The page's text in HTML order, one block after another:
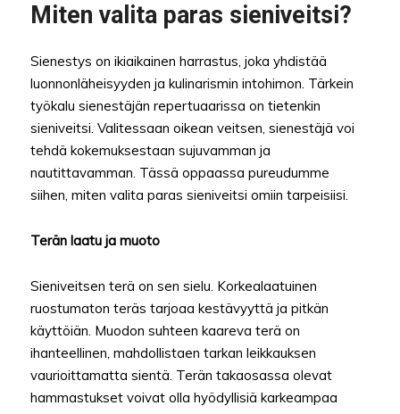
Miten valita paras sieniveitsi?
Sienestys on ikiaikainen harrastus, joka yhdistää
luonnonläheisyyden ja kulinarismin intohimon. Tärkein
työkalu sienestäjän repertuaarissa on tietenkin
sieniveitsi. Valitessaan oikean veitsen, sienestäjä voi
tehdä kokemuksestaan sujuvamman ja
nautittavamman. Tässä oppaassa pureudumme
siihen, miten valita paras sieniveitsi omiin tarpeisiisi.
Terän laatu ja muoto
Sieniveitsen terä on sen sielu. Korkealaatuinen
ruostumaton teräs tarjoaa kestävyyttä ja pitkän
käyttöiän. Muodon suhteen kaareva terä on
ihanteellinen, mahdollistaen tarkan leikkauksen
vaurioittamatta sientä. Terän takaosassa olevat
hammastukset voivat olla hyödyllisiä karkeampaa